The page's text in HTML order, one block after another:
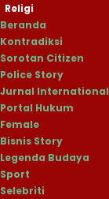
Religi
Beranda
Kontradiksi
Sorotan Citizen
Police Story
Jurnal International
Portal Hukum
Female
Bisnis Story
Legenda Budaya
Sport
Selebriti